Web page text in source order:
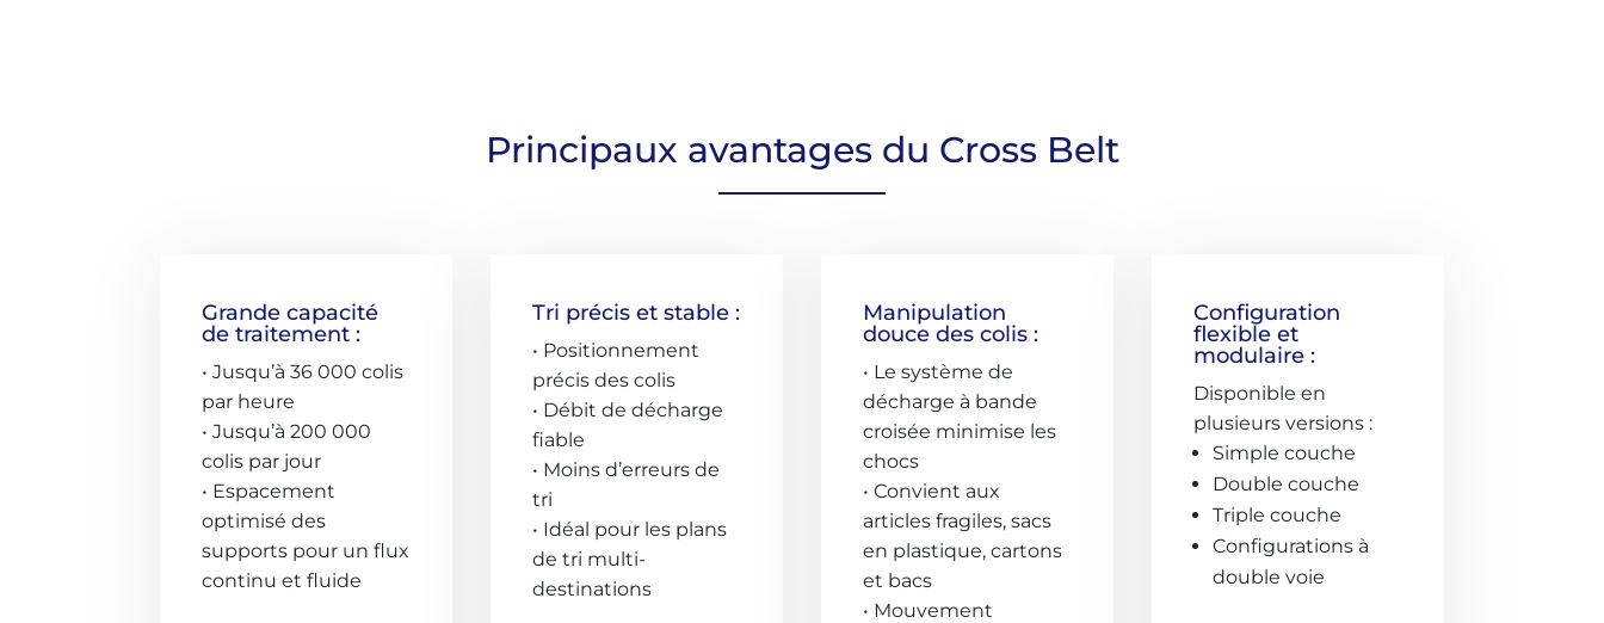
Principaux avantages du Cross Belt
Grande capacité
de traitement :
• Jusqu’à 36 000 colis
par heure
• Jusqu’à 200 000
colis par jour
• Espacement
optimisé des
supports pour un flux
continu et fluide
Tri précis et stable :
• Positionnement
précis des colis
• Débit de décharge
fiable
• Moins d’erreurs de
tri
• Idéal pour les plans
de tri multi-
destinations
Manipulation
douce des colis :
• Le système de
décharge à bande
croisée minimise les
chocs
• Convient aux
articles fragiles, sacs
en plastique, cartons
et bacs
• Mouvement
Configuration
flexible et
modulaire :
Disponible en
plusieurs versions :
Simple couche
Double couche
Triple couche
Configurations à
double voie